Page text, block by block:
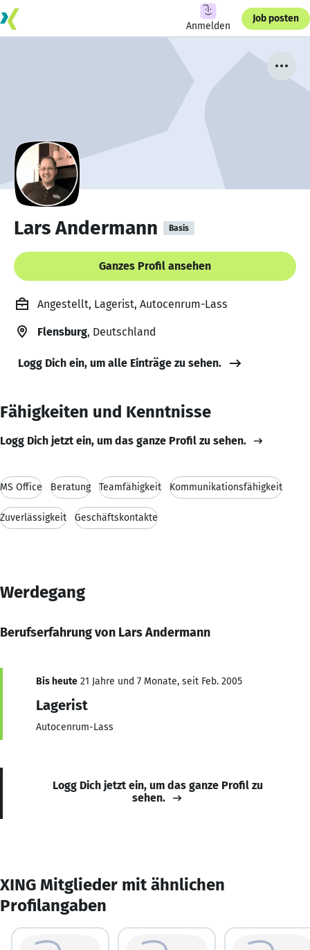
Anmelden
Job posten
Lars Andermann Basis
Ganzes Profil ansehen
Angestellt, Lagerist, Autocenrum-Lass
Flensburg, Deutschland
Logg Dich ein, um alle Einträge zu sehen.
Fähigkeiten und Kenntnisse
Logg Dich jetzt ein, um das ganze Profil zu sehen.
MS Office Beratung Teamfähigkeit Kommunikationsfähigkeit
Zuverlässigkeit Geschäftskontakte
Werdegang
Berufserfahrung von Lars Andermann
Bis heute 21 Jahre und 7 Monate, seit Feb. 2005
Lagerist
Autocenrum-Lass
Logg Dich jetzt ein, um das ganze Profil zu
sehen.
XING Mitglieder mit ähnlichen
Profilangaben